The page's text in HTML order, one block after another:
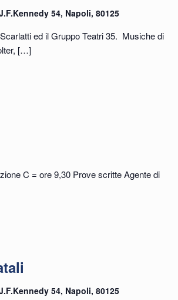
54, Napoli, 80125
ed il Gruppo Teatri 35. Musiche di
[…]
C = ore 9,30 Prove scritte Agente di
54, Napoli, 80125